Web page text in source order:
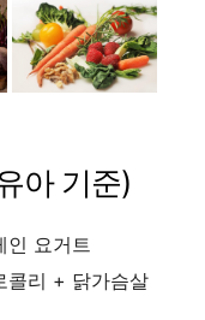
아 기준)
인 요거트
콜리 + 닭가슴살